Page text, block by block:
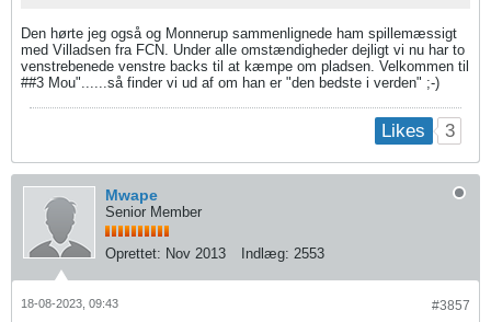
Den hørte jeg også og Monnerup sammenlignede ham spillemæssigt
med Villadsen fra FCN. Under alle omstændigheder dejligt vi nu har to
venstrebenede venstre backs til at kæmpe om pladsen. Velkommen til
##3 Mou"......så finder vi ud af om han er "den bedste i verden" ;-)
Likes 3
Mwape
Senior Member
Oprettet: Nov 2013 Indlæg: 2553
#3857
18-08-2023, 09:43